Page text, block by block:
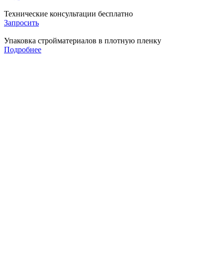
Технические консультации бесплатно
Запросить
Упаковка стройматериалов в плотную пленку
Подробнее